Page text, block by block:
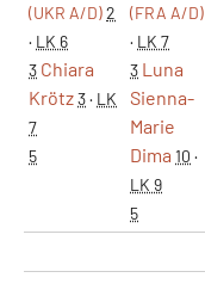
(UKR A/D)2
· LK 6
3 Chiara
Krötz3· LK
7
5
(FRA A/D)
· LK 7
3 Luna
Sienna-
Marie
Dima 10 ·
LK 9
5